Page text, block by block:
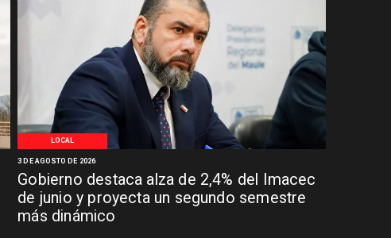
LOCAL
Gobierno destaca alza de 2,4% del Imacec
de junio y proyecta un segundo semestre
más dinámico
3 DE AGOSTO DE 2026